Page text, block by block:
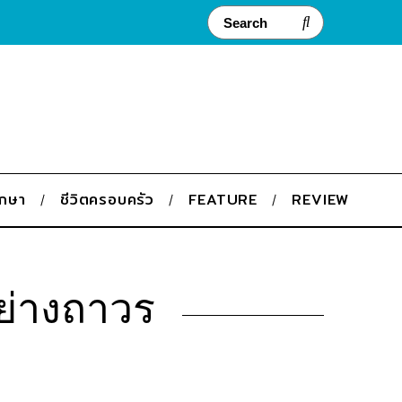
ษา ชีวิตครอบครัว FEATURE REVIEW
งถาวร